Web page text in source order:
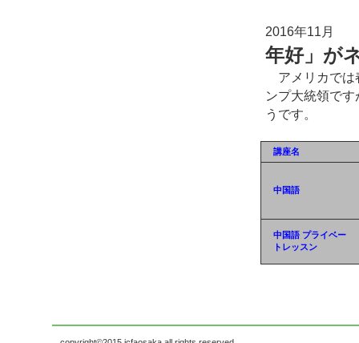
2016年11月
年好」が
アメリカでは
ンプ大統領です
うです。
講座名
中国語
中国語 プライベー
トレッスン